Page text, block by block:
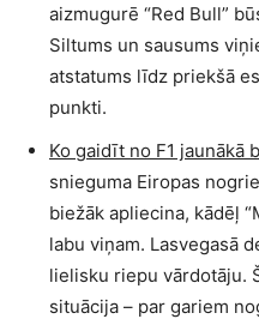
aizmugurē “Red Bull”
Siltums un sausums
atstatums līdz priekšā
punkti.
Ko gaidīt no F1 jaunākā
snieguma Eiropas
biežāk apliecina, kādēļ
labu viņam. Lasvegasā
lielisku riepu vārdotāju.
situācija – par gariem